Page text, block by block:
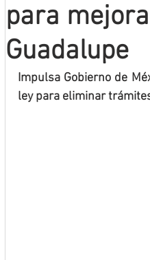
para
Guadalupe
Impulsa Gobierno de
ley para eliminar